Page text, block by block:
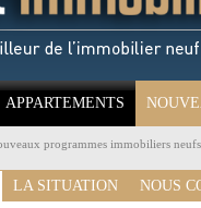
APPARTEMENTS
programmes immobiliers neufs
LA SITUATION NOUS